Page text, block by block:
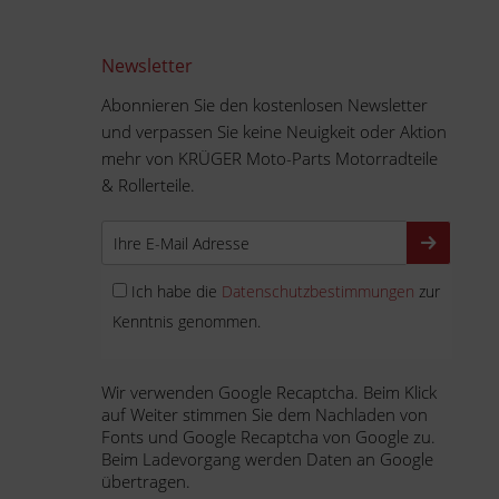
Newsletter
Abonnieren Sie den kostenlosen Newsletter
und verpassen Sie keine Neuigkeit oder Aktion
mehr von KRÜGER Moto-Parts Motorradteile
& Rollerteile.
Ich habe die Datenschutzbestimmungen zur
Kenntnis genommen.
Wir verwenden Google Recaptcha. Beim Klick
auf Weiter stimmen Sie dem Nachladen von
Fonts und Google Recaptcha von Google zu.
Beim Ladevorgang werden Daten an Google
übertragen.